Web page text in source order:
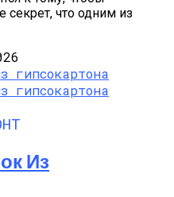
секрет, что одним из
Из